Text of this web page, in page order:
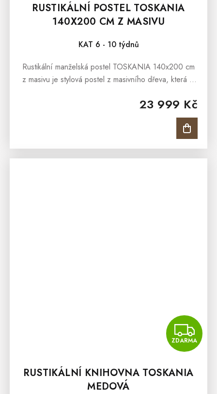
RUSTIKÁLNÍ POSTEL TOSKANIA
140X200 CM Z MASIVU
KAT 6 - 10 týdnů
23 999 Kč
Rustikální manželská postel TOSKANIA 140x200 cm
z masivu je stylová postel z masivního dřeva, která je
ZDARMA
RUSTIKÁLNÍ KNIHOVNA TOSKANIA
MEDOVÁ